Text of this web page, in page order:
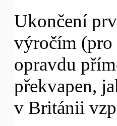
Ukončení
výročím (pro
opravdu
překvapen,
v Británii